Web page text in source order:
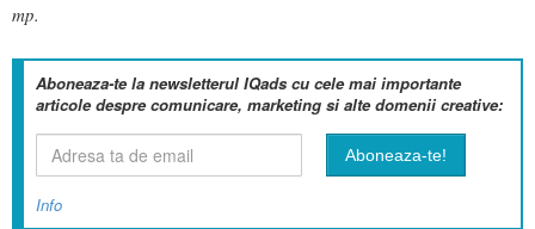
mp.
Aboneaza-te la newsletterul IQads cu cele mai importante
articole despre comunicare, marketing si alte domenii creative:
Info